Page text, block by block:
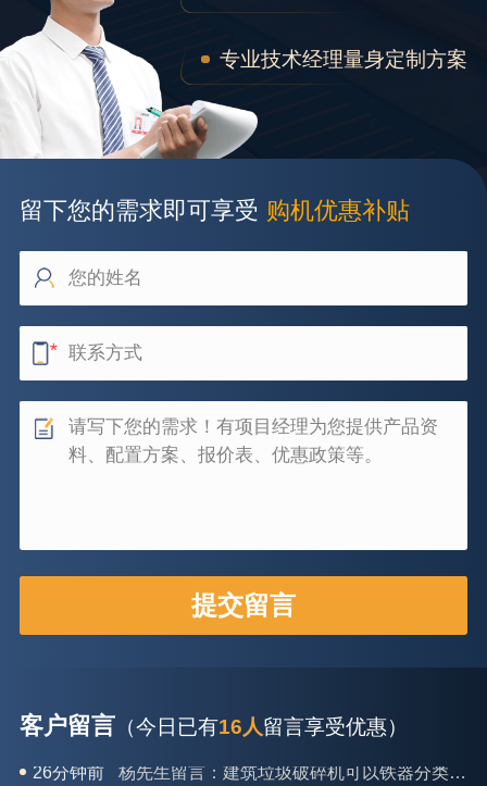
专业技术经理量身定制方案
留下您的需求即可享受 购机优惠补贴
客户留言（今日已有16人留言享受优惠）